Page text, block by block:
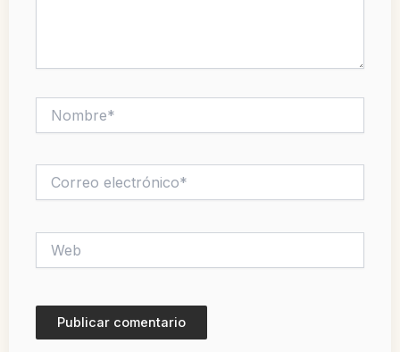
electrónico*